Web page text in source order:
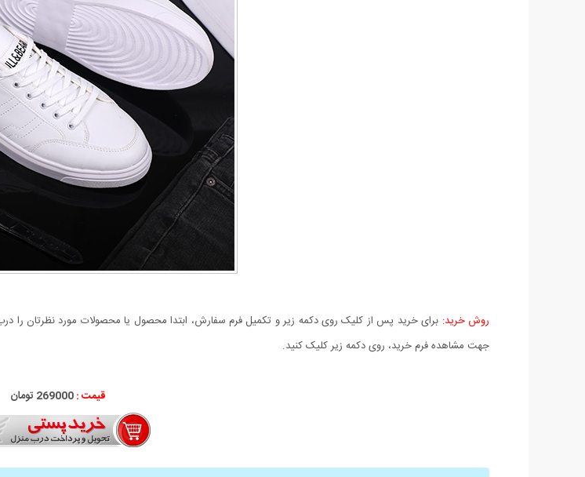
روش خرید: برای خرید پس از کلیک روی دکمه زیر و تکمیل فرم سفارش، ابتدا محصول یا محصولات مورد نظرتان را
جهت مشاهده فرم خرید، روی دکمه زیر کلیک کنید.
قیمت :269000 تومان